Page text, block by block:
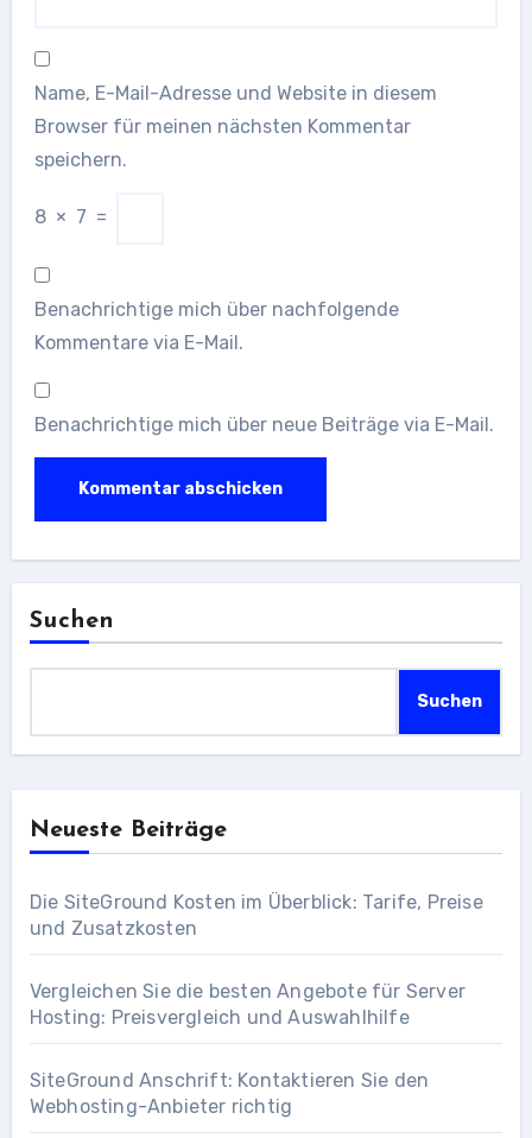
Name, E-Mail-Adresse und Website in diesem
Browser für meinen nächsten Kommentar
speichern.
8 × 7 =
Benachrichtige mich über nachfolgende
Kommentare via E-Mail.
Benachrichtige mich über neue Beiträge via E-Mail.
Suchen
Suchen
Neueste Beiträge
Die SiteGround Kosten im Überblick: Tarife, Preise
und Zusatzkosten
Vergleichen Sie die besten Angebote für Server
Hosting: Preisvergleich und Auswahlhilfe
SiteGround Anschrift: Kontaktieren Sie den
Webhosting-Anbieter richtig